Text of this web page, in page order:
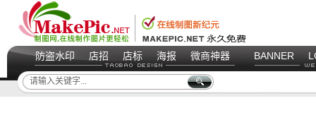
防盗水印 店招 店标 海报 微商神器 BANNER